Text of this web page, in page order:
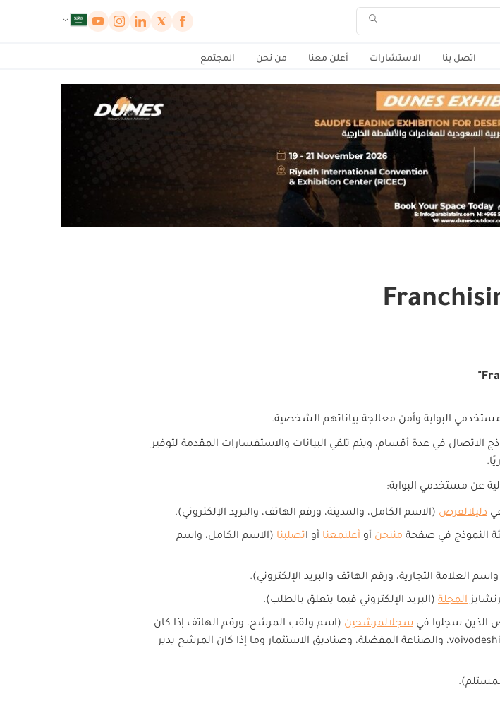
اتصل بنا الاستشارات أعلن معنا من نحن المجتمع
البوابة وأمن معالجة بياناتهم الشخصية.
الاتصال في عدة أقسام، ويتم تلقي البيانات والاستفسارات المقدمة لتوفير
عن مستخدمي البوابة:
دليلالفرص (الاسم الكامل، والمدينة، ورقم الهاتف، والبريد الإلكتروني).
النموذج في صفحة مننحن أو أعلنمعنا أو اتصلبنا (الاسم الكامل، واسم
العلامة التجارية، ورقم الهاتف والبريد الإلكتروني).
المجلة (البريد الإلكتروني فيما يتعلق بالطلب).
الذين سجلوا في سجلالمرشحين (اسم ولقب المرشح، ورقم الهاتف إذا كان
، والصناعة المفضلة، وصناديق الاستثمار وما إذا كان المرشح يدير
لوحة إدارة ملفات تعريف الارتباط